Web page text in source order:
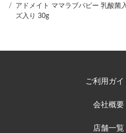
アドメイト ママラブパピー 乳酸菌
ズ入り 30g
ご利用ガイ
会社概要
店舗一覧